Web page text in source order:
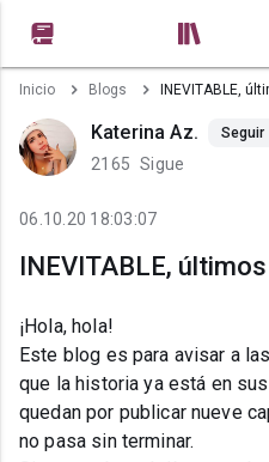
Inicio Blogs
Katerina Az. Seguir
2165 Sigue
06.10.20 18:03:07
INEVITABLE,
¡Hola, hola!
Este blog es para avisar a
que la historia ya está en
quedan por publicar nueve
no pasa sin terminar.